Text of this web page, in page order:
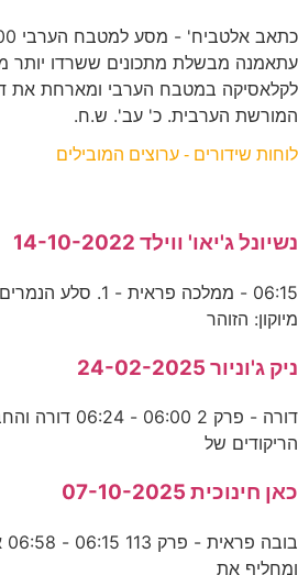
לקלאסיקה במטבח הערבי ומארחת את
המורשת הערבית. כ' עב'. ש.ח.
לוחות שידורים - ערוצים המובילים
נשיונל ג'יאו' ווילד 14-10-2022
מיוקון: הזוהר
ניק ג'וניור 24-02-2025
דורה - פרק 2
הריקודים של
כאן חינוכית 07-10-2025
ומחליף את